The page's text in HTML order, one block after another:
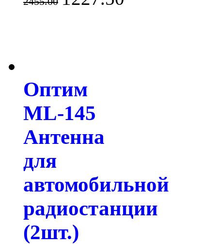
Оптим
ML-145
Антенна
для
автомобильной
радиостанции
(2шт.)